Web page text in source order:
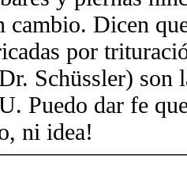
cambio. Dicen
por
Schüssler) son
Puedo dar fe
ni idea!